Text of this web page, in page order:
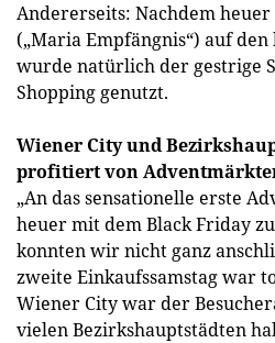
Andererseits: Nachdem
(„Maria Empfängnis“) auf
wurde natürlich der gestrige
Shopping genutzt.
Wiener City und
profitiert von
„An das sensationelle erste
heuer mit dem Black Friday
konnten wir nicht ganz
zweite Einkaufssamstag war
Wiener City war der
vielen Bezirkshauptstädten